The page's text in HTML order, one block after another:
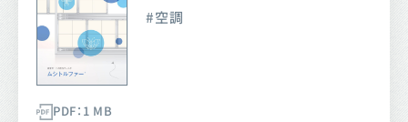
空調
PDF：1 MB